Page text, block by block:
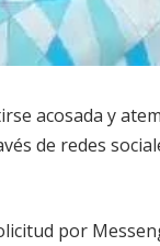
acosada y
de redes
por